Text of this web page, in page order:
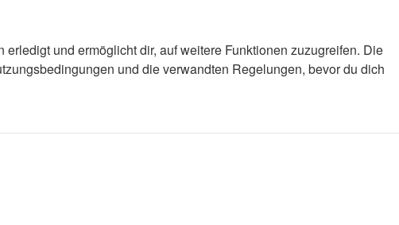
und ermöglicht dir, auf weitere Funktionen zuzugreifen. Die
und die verwandten Regelungen, bevor du dich